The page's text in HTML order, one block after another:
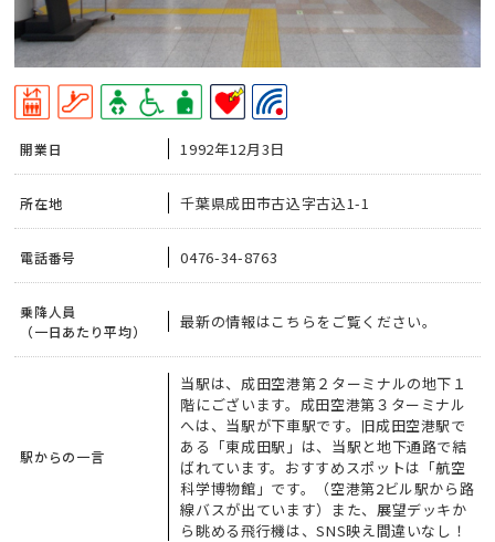
開業日 1992年12月3日
所在地 千葉県成田市古込字古込1-1
電話番号 0476-34-8763
乗降人員
（一日あたり平均）
最新の情報はこちらをご覧ください。
駅からの一言
当駅は、成田空港第２ターミナルの地下１
階にございます。成田空港第３ターミナル
へは、当駅が下車駅です。旧成田空港駅で
ある「東成田駅」は、当駅と地下通路で結
ばれています。おすすめスポットは「航空
科学博物館」です。（空港第2ビル駅から路
線バスが出ています）また、展望デッキか
ら眺める飛行機は、SNS映え間違いなし！